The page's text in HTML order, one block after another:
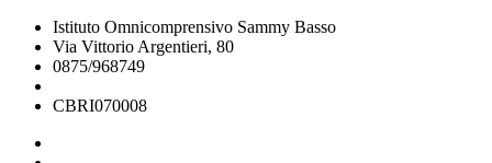
Istituto Omnicomprensivo Sammy Basso
Via Vittorio Argentieri, 80
0875/968749
CBRI070008